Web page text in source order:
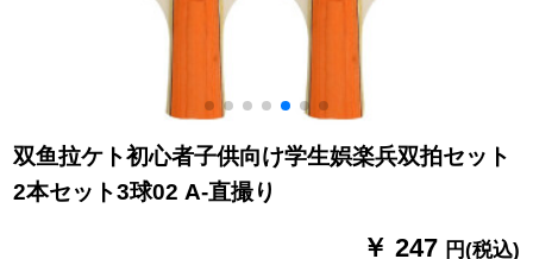
双鱼拉ケト初心者子供向け学生娯楽兵双拍セット
2本セット3球02 A-直撮り
￥ 247 円(税込)